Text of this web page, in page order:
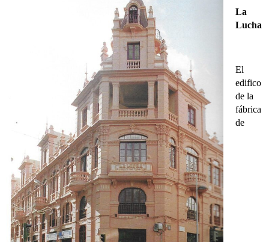
La
Lucha
El
edifico
de la
fábrica
de